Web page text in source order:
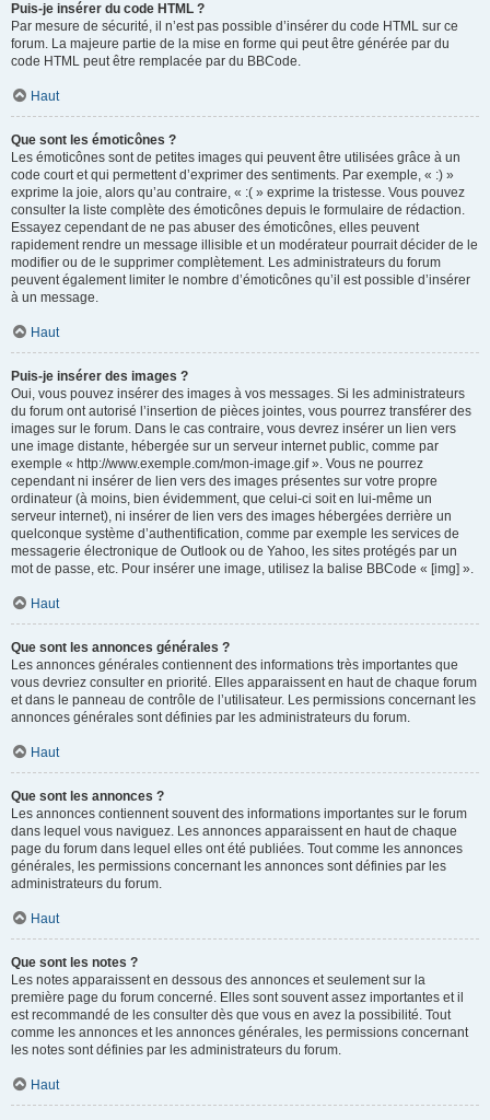
Puis-je insérer du code HTML ?
Par mesure de sécurité, il n’est pas possible d’insérer du code HTML sur ce
forum. La majeure partie de la mise en forme qui peut être générée par du
code HTML peut être remplacée par du BBCode.
Haut
Que sont les émoticônes ?
Les émoticônes sont de petites images qui peuvent être utilisées grâce à un
code court et qui permettent d’exprimer des sentiments. Par exemple, « :) »
exprime la joie, alors qu’au contraire, « :( » exprime la tristesse. Vous pouvez
consulter la liste complète des émoticônes depuis le formulaire de rédaction.
Essayez cependant de ne pas abuser des émoticônes, elles peuvent
rapidement rendre un message illisible et un modérateur pourrait décider de le
modifier ou de le supprimer complètement. Les administrateurs du forum
peuvent également limiter le nombre d’émoticônes qu’il est possible d’insérer
à un message.
Haut
Puis-je insérer des images ?
Oui, vous pouvez insérer des images à vos messages. Si les administrateurs
du forum ont autorisé l’insertion de pièces jointes, vous pourrez transférer des
images sur le forum. Dans le cas contraire, vous devrez insérer un lien vers
une image distante, hébergée sur un serveur internet public, comme par
exemple « http://www.exemple.com/mon-image.gif ». Vous ne pourrez
cependant ni insérer de lien vers des images présentes sur votre propre
ordinateur (à moins, bien évidemment, que celui-ci soit en lui-même un
serveur internet), ni insérer de lien vers des images hébergées derrière un
quelconque système d’authentification, comme par exemple les services de
messagerie électronique de Outlook ou de Yahoo, les sites protégés par un
mot de passe, etc. Pour insérer une image, utilisez la balise BBCode « [img] ».
Haut
Que sont les annonces générales ?
Les annonces générales contiennent des informations très importantes que
vous devriez consulter en priorité. Elles apparaissent en haut de chaque forum
et dans le panneau de contrôle de l’utilisateur. Les permissions concernant les
annonces générales sont définies par les administrateurs du forum.
Haut
Que sont les annonces ?
Les annonces contiennent souvent des informations importantes sur le forum
dans lequel vous naviguez. Les annonces apparaissent en haut de chaque
page du forum dans lequel elles ont été publiées. Tout comme les annonces
générales, les permissions concernant les annonces sont définies par les
administrateurs du forum.
Haut
Que sont les notes ?
Les notes apparaissent en dessous des annonces et seulement sur la
première page du forum concerné. Elles sont souvent assez importantes et il
est recommandé de les consulter dès que vous en avez la possibilité. Tout
comme les annonces et les annonces générales, les permissions concernant
les notes sont définies par les administrateurs du forum.
Haut